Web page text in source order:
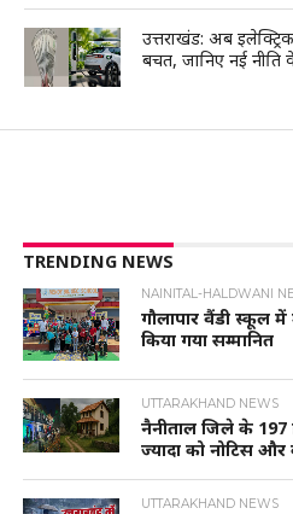
उत्तराखंड: अब
बचत, जानिए नई नीति
TRENDING NEWS
NAINITAL-HALDWANI
गौलापार वैंडी स्कूल में
किया गया सम्मानित
UTTARAKHAND NEWS
नैनीताल जिले के 197
ज्यादा को नोटिस
UTTARAKHAND NEWS